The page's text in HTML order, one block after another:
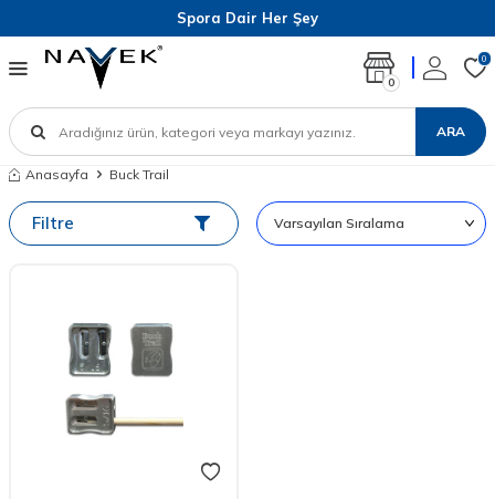
Spora Dair Her Şey
ARA
0
0
Anasayfa Buck Trail
Filtre